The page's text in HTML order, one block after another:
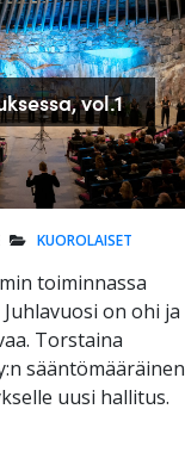
vol.1
KUOROLAISET
toiminnassa
on ohi ja
Torstaina
sääntömääräinen
uusi hallitus.